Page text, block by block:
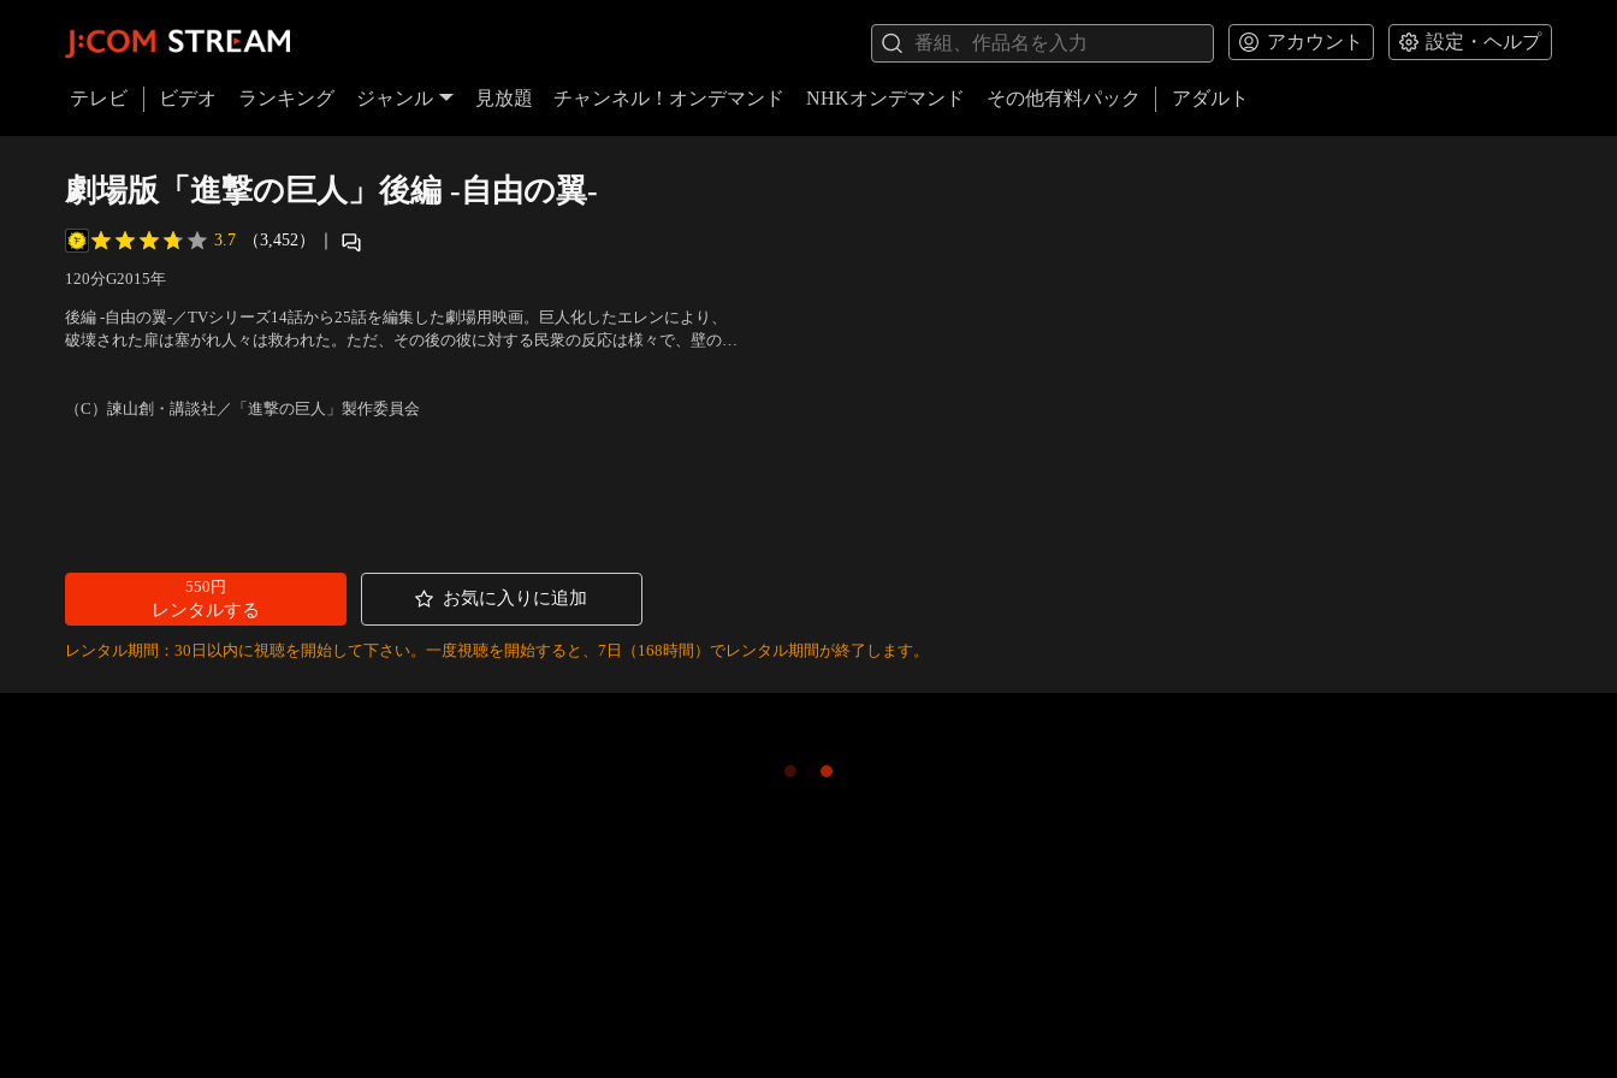
アカウント 設定・ヘルプ
テレビ ビデオ ランキング ジャンル 見放題 チャンネル！オンデマンド NHKオンデマンド その他有料パック アダルト
劇場版「進撃の巨人」後編 -自由の翼-
3.7 （3,452） ｜
120分G2015年
後編 -自由の翼-／TVシリーズ14話から25話を編集した劇場用映画。巨人化したエレンにより、
破壊された扉は塞がれ人々は救われた。ただ、その後の彼に対する民衆の反応は様々で、壁の内
（C）諫山創・講談社／「進撃の巨人」製作委員会
550円
レンタルする
お気に入りに追加
レンタル期間：30日以内に視聴を開始して下さい。一度視聴を開始すると、7日（168時間）でレンタル期間が終了します。